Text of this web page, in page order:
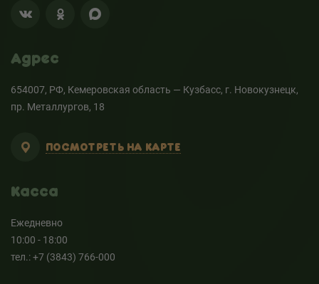
Адрес
654007, РФ, Кемеровская область — Кузбасс, г. Новокузнецк,
пр. Металлургов, 18
ПОСМОТРЕТЬ НА КАРТЕ
Касса
Ежедневно
10:00 - 18:00
тел.: +7 (3843) 766-000